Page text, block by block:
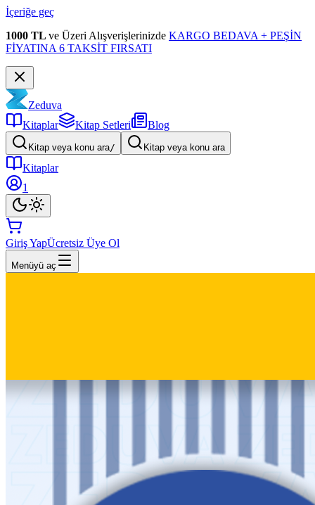
İçeriğe geç
1000 TL ve Üzeri Alışverişlerinizde KARGO BEDAVA + PEŞİN
FİYATINA 6 TAKSİT FIRSATI
Zeduva
Kitaplar
Kitap Setleri Blog
Kitap veya konu ara/ Kitap veya konu ara
Kitaplar
1
Giriş YapÜcretsiz Üye Ol
Menüyü aç